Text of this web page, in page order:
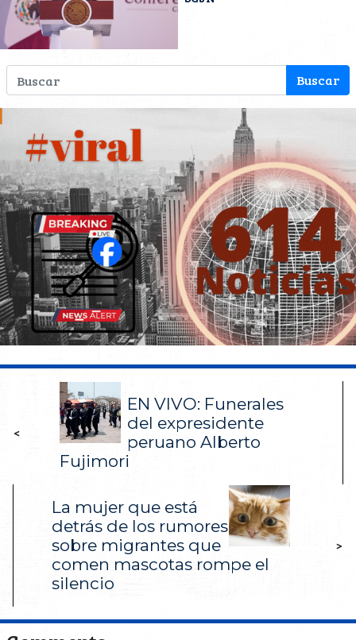
<
EN VIVO: Funerales
del expresidente
peruano Alberto
Fujimori
La mujer que está
detrás de los rumores
sobre migrantes que
comen mascotas rompe el
silencio
>